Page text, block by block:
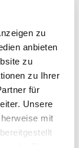
zu
anbieten
zu
zu Ihrer
für
Unsere
mit